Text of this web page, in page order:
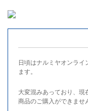
日頃はナルミヤオンラ
ます。
大変混みあっており、現
商品のご購入ができませ